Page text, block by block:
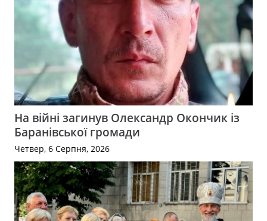
На війні загинув Олександр Окончик із
Баранівської громади
Четвер, 6 Серпня, 2026